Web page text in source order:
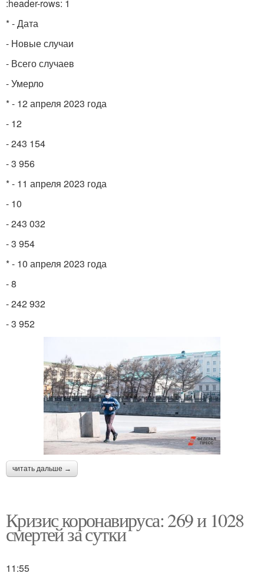
:header-rows: 1
* - Дата
- Новые случаи
- Всего случаев
- Умерло
* - 12 апреля 2023 года
- 12
- 243 154
- 3 956
* - 11 апреля 2023 года
- 10
- 243 032
- 3 954
* - 10 апреля 2023 года
- 8
- 242 932
- 3 952
читать дальше →
Кризис коронавируса: 269 и 1028
смертей за сутки
11:55